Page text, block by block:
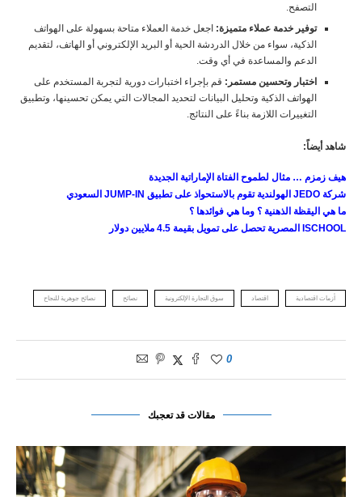
التصفح.
توفير خدمة عملاء متميزة: اجعل خدمة العملاء متاحة بسهولة على الهواتف
الذكية، سواء من خلال الدردشة الحية أو البريد الإلكتروني أو الهاتف، لتقديم
الدعم والمساعدة في أي وقت.
اختبار وتحسين مستمر: قم بإجراء اختبارات دورية لتجربة المستخدم على
الهواتف الذكية وتحليل البيانات لتحديد المجالات التي يمكن تحسينها، وتطبيق
التغييرات اللازمة بناءً على النتائج.
شاهد أيضاً:
هيف زمزم … مثال لطموح الفتاة الإماراتية الجديدة
شركة
الهولندية تقوم بالاستحواذ على تطبيق
السعودي
ما هي اليقظة الذهنية ؟ وما هي فوائدها ؟
ISCHOOL
المصرية تحصل على تمويل بقيمة 4.5 ملايين دولار
أزمات اقتصادية اقتصاد سوق التجارة الإلكترونية نصائح نصائح جوهرية للنجاح
0
مقالات قد تعجبك